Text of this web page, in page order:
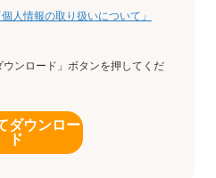
人情報の取り扱いについて」
ンロード」ボタンを押してくだ
ダウンロー
ド